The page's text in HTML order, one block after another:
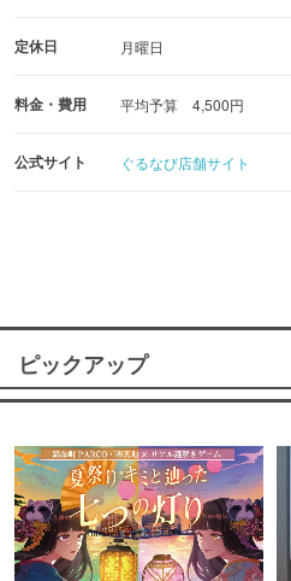
定休日 月曜日
料金・費用 平均予算 4,500円
公式サイト ぐるなび店舗サイト
ピックアップ